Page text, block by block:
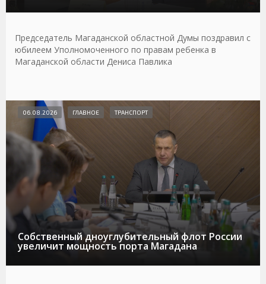
Председатель Магаданской областной Думы поздравил с
юбилеем Уполномоченного по правам ребенка в
Магаданской области Дениса Павлика
Собственный дноуглубительный флот России
увеличит мощность порта Магадана
06.08.2026 ГЛАВНОЕ ТРАНСПОРТ